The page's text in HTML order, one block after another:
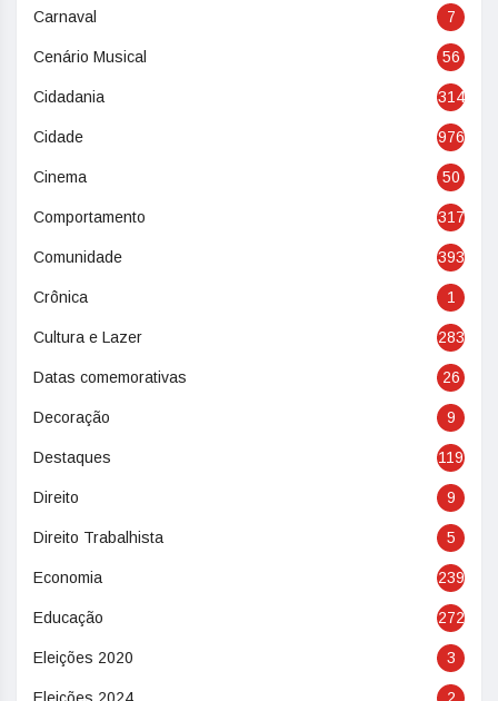
Carnaval 7
Cenário Musical 56
Cidadania 314
Cidade 976
Cinema 50
Comportamento 317
Comunidade 393
Crônica 1
Cultura e Lazer 283
Datas comemorativas 26
Decoração 9
Destaques 119
Direito 9
Direito Trabalhista 5
Economia 239
Educação 272
Eleições 2020 3